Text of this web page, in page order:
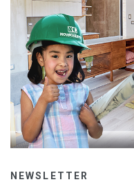
NEWSLETTER